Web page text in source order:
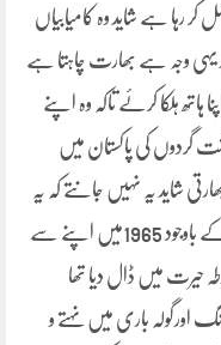
رہا ہے شاید وہ کامیابیاں
یہی وجہ ہے بھارت چاہتا ہے
ہاتھ ہلکا کرئے تاکہ وہ اپنے
گردوں کی پاکستان میں
شاید یہ نہیں جانتے کہ یہ
وہی قوم ہے جس نے قلیل تعداد میں ہونے کے باوجود 1965میں اپنے سے
حیرت میں ڈال دیا تھا
اورگولہ باری میں نہتے و